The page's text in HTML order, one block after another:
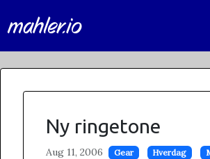
mahler.io
Ny ringetone
Aug 11, 2006 Gear Hverdag